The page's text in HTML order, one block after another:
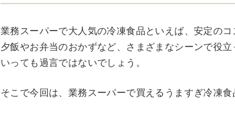
業務スーパーで大人気の冷凍食品といえば、安定のコ
夕飯やお弁当のおかずなど、さまざまなシーンで役
いっても過言ではないでしょう。
そこで今回は、業務スーパーで買えるうますぎ冷凍